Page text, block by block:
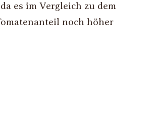
es im Vergleich zu dem
noch höher